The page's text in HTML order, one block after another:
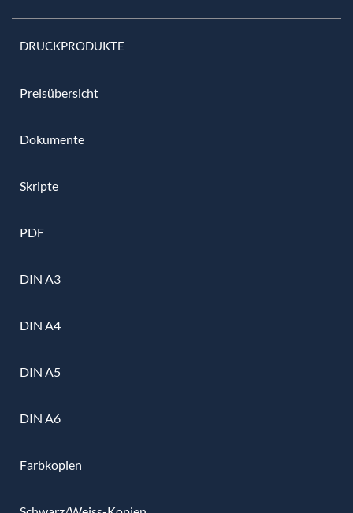
DRUCKPRODUKTE
Preisübersicht
Dokumente
Skripte
PDF
DIN A3
DIN A4
DIN A5
DIN A6
Farbkopien